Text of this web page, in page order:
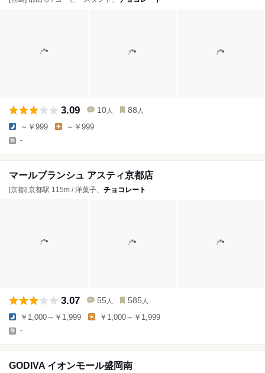
3.09 10 人 88 人
～￥999 ～￥999
-
マールブランシュ アスティ京都店
[京都] 京都駅 115m / 洋菓子、 チョコレート
3.07 55 人 585 人
￥1,000～￥1,999 ￥1,000～￥1,999
-
GODIVA イオンモール盛岡南